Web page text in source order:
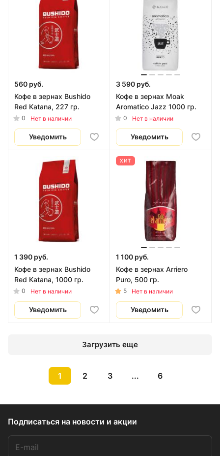
560 руб.
Кофе в зернах Bushido
Red Katana, 227 гр.
0 Нет в наличии
Уведомить
3 590 руб.
Кофе в зернах Moak
Aromatico Jazz 1000 гр.
0 Нет в наличии
Уведомить
1 390 руб.
Кофе в зернах Bushido
Red Katana, 1000 гр.
0 Нет в наличии
Уведомить
ХИТ
1 100 руб.
Кофе в зернах Arriero
Puro, 500 гр.
5 Нет в наличии
Уведомить
Загрузить еще
1 2 3 ... 6
Подписаться на новости и акции